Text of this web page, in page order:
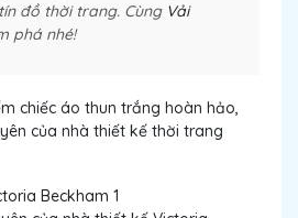
đồ thời trang. Cùng Vải
phá nhé!
chiếc áo thun trắng hoàn hảo,
của nhà thiết kế thời trang